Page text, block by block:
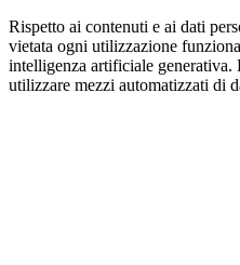
Rispetto ai contenuti e ai dati
vietata ogni utilizzazione
intelligenza artificiale generativa.
utilizzare mezzi automatizzati di